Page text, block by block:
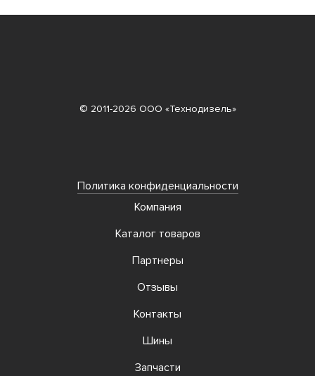
© 2011-2026 ООО «Технодизель»
Политика конфиденциальности
Компания
Каталог товаров
Партнеры
Отзывы
Контакты
Шины
Запчасти